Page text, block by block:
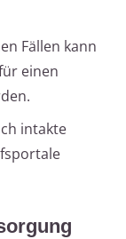
Fällen kann
einen
intakte